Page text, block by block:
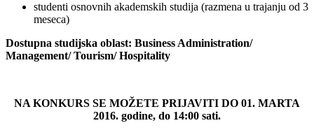
studenti osnovnih akademskih studija (razmena u trajanju od 3
meseca)
Dostupna studijska oblast: Business Administration/
Management/ Tourism/ Hospitality
NA KONKURS SE MOŽETE PRIJAVITI DO 01. MARTA
2016. godine, do 14:00 sati.